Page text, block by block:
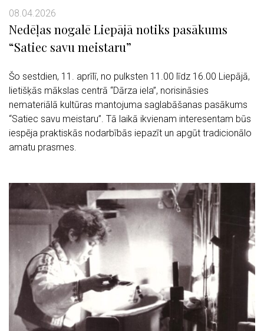
08.04.2026
Nedēļas nogalē Liepājā notiks pasākums
“Satiec savu meistaru”
Šo sestdien, 11. aprīlī, no pulksten 11.00 līdz 16.00 Liepājā,
lietišķās mākslas centrā “Dārza iela”, norisināsies
nemateriālā kultūras mantojuma saglabāšanas pasākums
“Satiec savu meistaru”. Tā laikā ikvienam interesentam būs
iespēja praktiskās nodarbībās iepazīt un apgūt tradicionālo
amatu prasmes.